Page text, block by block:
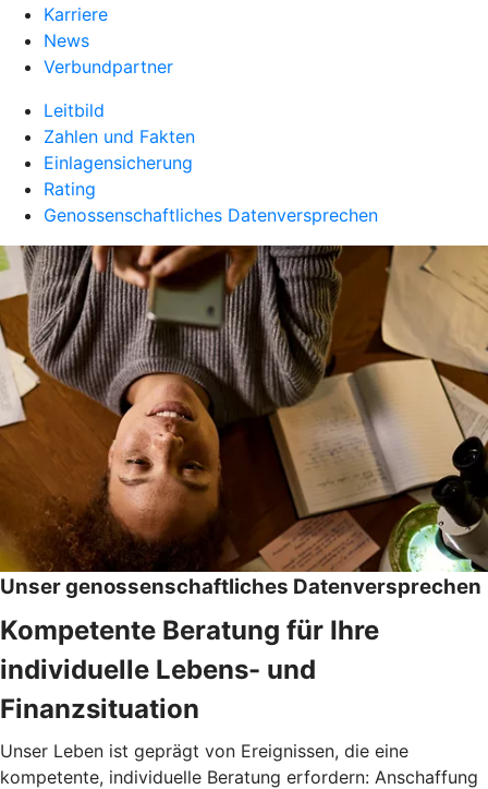
Karriere
News
Verbundpartner
Leitbild
Zahlen und Fakten
Einlagensicherung
Rating
Genossenschaftliches Datenversprechen
Unser genossenschaftliches Datenversprechen
Kompetente Beratung für Ihre
individuelle Lebens- und
Finanzsituation
Unser Leben ist geprägt von Ereignissen, die eine
kompetente, individuelle Beratung erfordern: Anschaffung